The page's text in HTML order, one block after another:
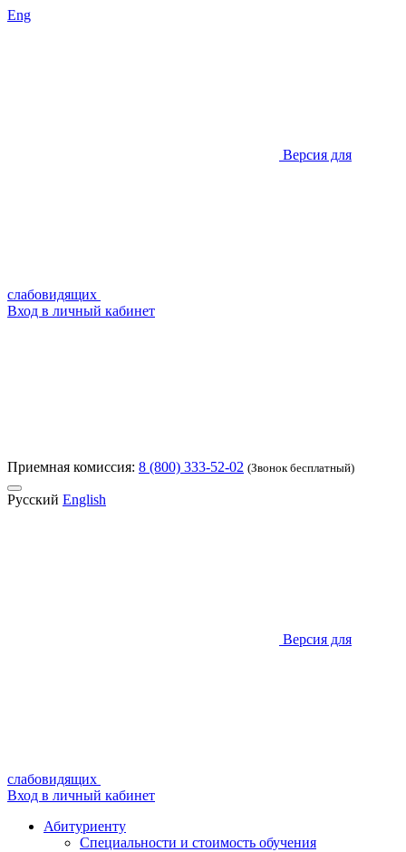
Eng
Версия для
слабовидящих
Вход в личный кабинет
Приемная комиссия: 8 (800) 333-52-02 (Звонок бесплатный)
Русский English
Версия для
слабовидящих
Вход в личный кабинет
Абитуриенту
Специальности и стоимость обучения